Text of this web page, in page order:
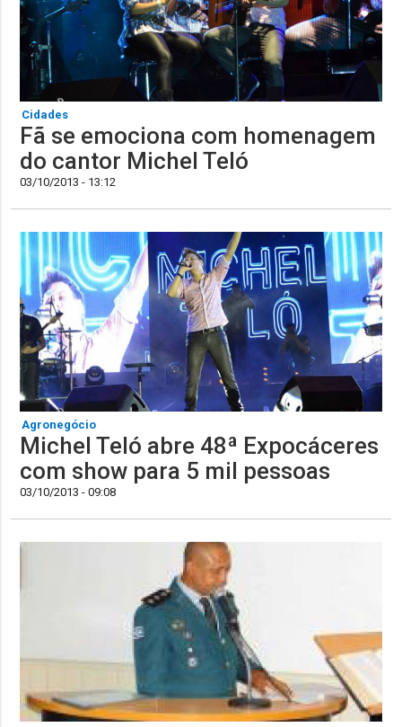
Cidades
Fã se emociona com homenagem
do cantor Michel Teló
03/10/2013 - 13:12
Agronegócio
Michel Teló abre 48ª Expocáceres
com show para 5 mil pessoas
03/10/2013 - 09:08